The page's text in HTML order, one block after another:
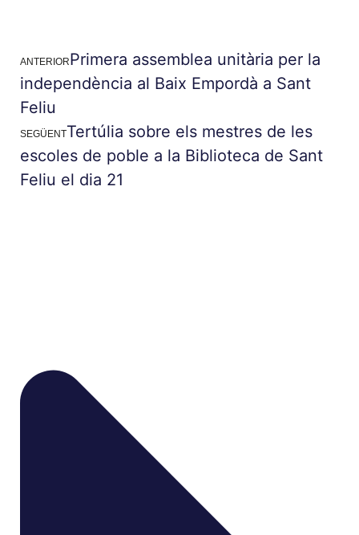
ANTERIORPrimera assemblea unitària per la
independència al Baix Empordà a Sant
Feliu
SEGÜENTTertúlia sobre els mestres de les
escoles de poble a la Biblioteca de Sant
Feliu el dia 21